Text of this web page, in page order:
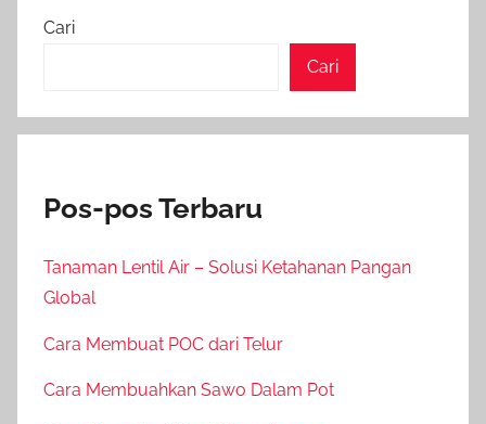
Cari
Cari
Pos-pos Terbaru
Tanaman Lentil Air – Solusi Ketahanan Pangan
Global
Cara Membuat POC dari Telur
Cara Membuahkan Sawo Dalam Pot